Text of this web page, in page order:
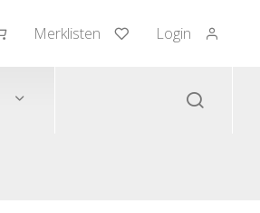
Merklisten Login